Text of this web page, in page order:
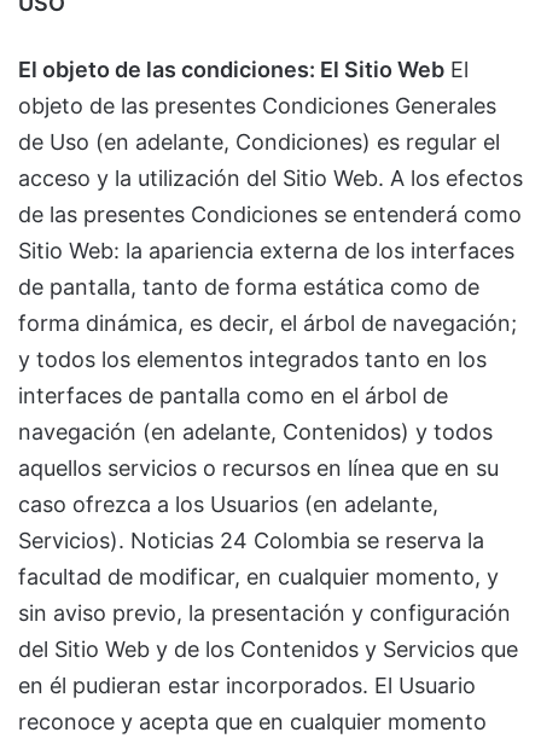
El objeto de las condiciones: El Sitio Web El
objeto de las presentes Condiciones Generales
de Uso (en adelante, Condiciones) es regular el
acceso y la utilización del Sitio Web. A los efectos
de las presentes Condiciones se entenderá como
Sitio Web: la apariencia externa de los interfaces
de pantalla, tanto de forma estática como de
forma dinámica, es decir, el árbol de navegación;
y todos los elementos integrados tanto en los
interfaces de pantalla como en el árbol de
navegación (en adelante, Contenidos) y todos
aquellos servicios o recursos en línea que en su
caso ofrezca a los Usuarios (en adelante,
Servicios). Noticias 24 Colombia se reserva la
facultad de modificar, en cualquier momento, y
sin aviso previo, la presentación y configuración
del Sitio Web y de los Contenidos y Servicios que
en él pudieran estar incorporados. El Usuario
reconoce y acepta que en cualquier momento